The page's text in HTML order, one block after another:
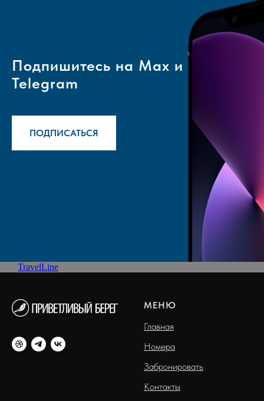
Подпишитесь на Max и
Telegram
ПОДПИСАТЬСЯ
TravelLine
МЕНЮ
Главная
Номера
Забронировать
Контакты